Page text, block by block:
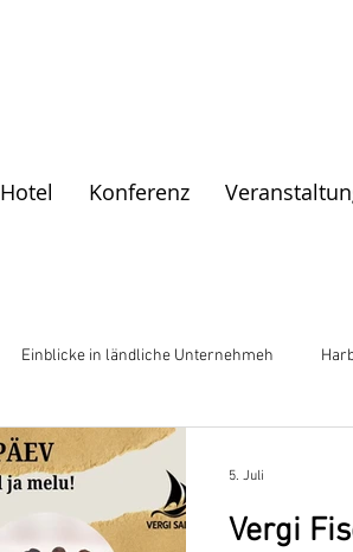
Hotel Konferenz
Einblicke in ländliche Unternehmeh
Vergi
5. Juli